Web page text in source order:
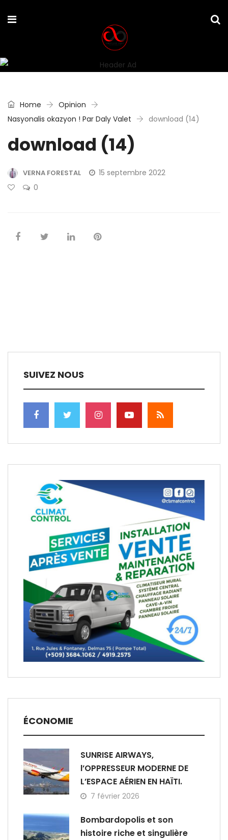
Home
Opinion
Nasyonalis okazyon ! Par Daly Valet
download (14)
download (14)
VERNA FORESTAL
15 septembre 2022
0
SUIVEZ NOUS
ÉCONOMIE
SUNRISE AIRWAYS,
l’OPPRESSEUR MODERNE DE
L’ESPACE AÉRIEN EN HAÏTI.
7 février 2026
Bombardopolis et son
histoire riche et singulière